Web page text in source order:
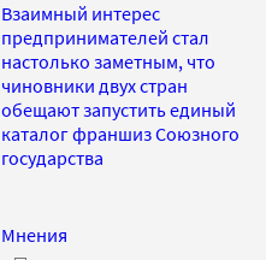
Взаимный интерес
предпринимателей стал
настолько заметным, что
чиновники двух стран
обещают запустить единый
каталог франшиз Союзного
государства
Мнения